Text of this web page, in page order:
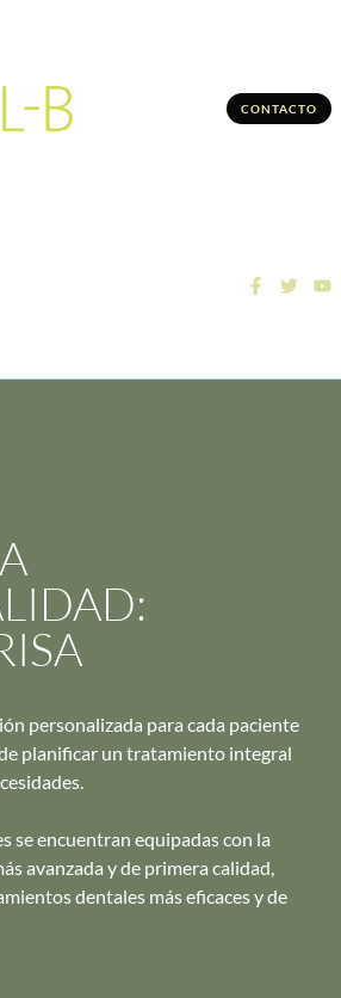
CONTACTO
personalizada para cada paciente
planificar un tratamiento integral
se encuentran equipadas con la
avanzada y de primera calidad,
dentales más eficaces y de